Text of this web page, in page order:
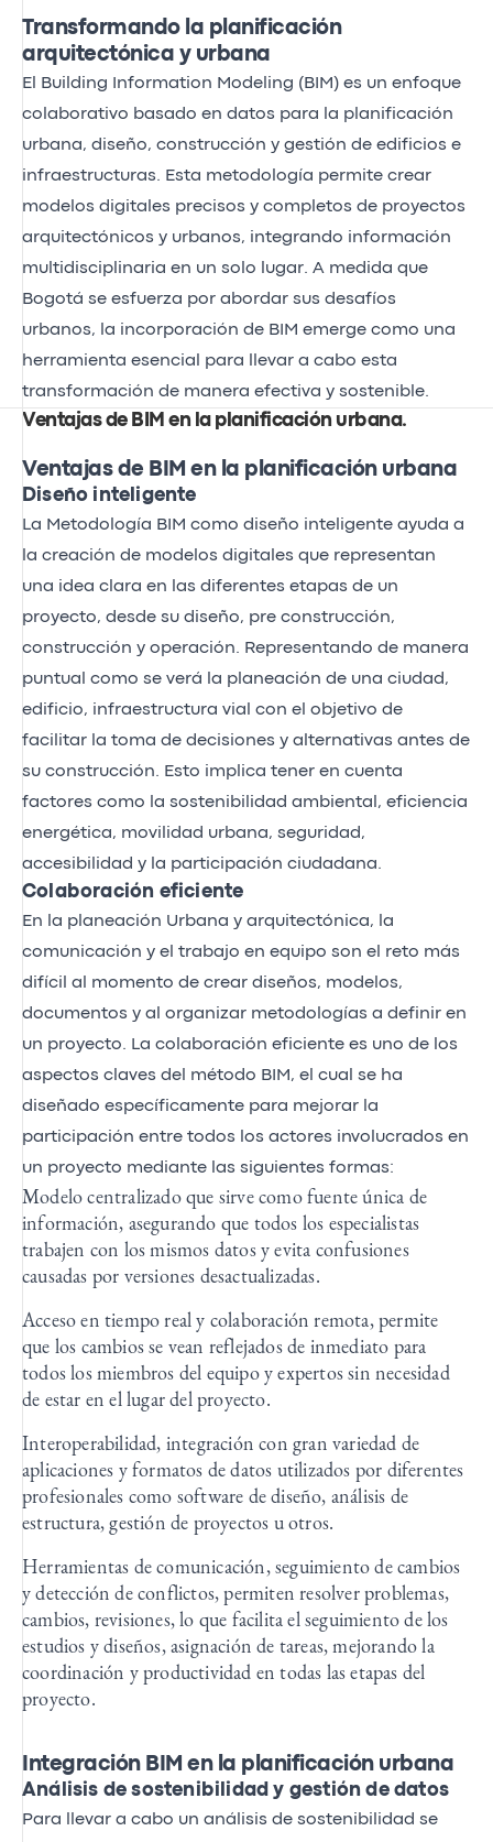
Transformando la planificación
arquitectónica y urbana
El Building Information Modeling (BIM) es un enfoque
colaborativo basado en datos para la planificación
urbana, diseño, construcción y gestión de edificios e
infraestructuras. Esta metodología permite crear
modelos digitales precisos y completos de proyectos
arquitectónicos y urbanos, integrando información
multidisciplinaria en un solo lugar. A medida que
Bogotá se esfuerza por abordar sus desafíos
urbanos, la incorporación de BIM emerge como una
herramienta esencial para llevar a cabo esta
transformación de manera efectiva y sostenible.
Ventajas de BIM en la planificación urbana .
Ventajas de BIM en la planificación urbana
Diseño inteligente
La Metodología BIM como diseño inteligente ayuda a
la creación de modelos digitales que representan
una idea clara en las diferentes etapas de un
proyecto, desde su diseño, pre construcción,
construcción y operación. Representando de manera
puntual como se verá la planeación de una ciudad,
edificio, infraestructura vial con el objetivo de
facilitar la toma de decisiones y alternativas antes de
su construcción. Esto implica tener en cuenta
factores como la sostenibilidad ambiental, eficiencia
energética, movilidad urbana, seguridad,
accesibilidad y la participación ciudadana.
Colaboración eficiente
En la planeación Urbana y arquitectónica, la
comunicación y el trabajo en equipo son el reto más
difícil al momento de crear diseños, modelos,
documentos y al organizar metodologías a definir en
un proyecto. La colaboración eficiente es uno de los
aspectos claves del método BIM, el cual se ha
diseñado específicamente para mejorar la
participación entre todos los actores involucrados en
un proyecto mediante las siguientes formas:
Modelo centralizado que sirve como fuente única de
información, asegurando que todos los especialistas
trabajen con los mismos datos y evita confusiones
causadas por versiones desactualizadas.
Acceso en tiempo real y colaboración remota, permite
que los cambios se vean reflejados de inmediato para
todos los miembros del equipo y expertos sin necesidad
de estar en el lugar del proyecto.
Interoperabilidad, integración con gran variedad de
aplicaciones y formatos de datos utilizados por diferentes
profesionales como software de diseño, análisis de
estructura, gestión de proyectos u otros.
Herramientas de comunicación, seguimiento de cambios
y detección de conflictos, permiten resolver problemas,
cambios, revisiones, lo que facilita el seguimiento de los
estudios y diseños, asignación de tareas, mejorando la
coordinación y productividad en todas las etapas del
proyecto.
Integración BIM en la planificación urbana
Análisis de sostenibilidad y gestión de datos
Para llevar a cabo un análisis de sostenibilidad se